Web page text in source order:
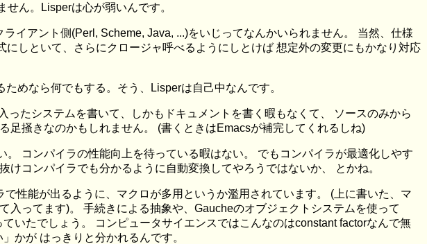
ん。Lisperは心が弱いんです。
イアント側(Perl, Scheme, Java, ...)をいじってなんかいられません。 当然、仕様
しといて、さらにクロージャ呼べるようにしとけば 想定外の変更にもかなり対応
めなら何でもする。そう、Lisperは自己中なんです。
たシステムを書いて、しかもドキュメントを書く暇もなくて、 ソースのみから
足掻きなのかもしれません。 (書くときはEmacsが補完してくれるしね)
コンパイラの性能向上を待っている暇はない。 でもコンパイラが最適化しやす
コンパイラでも分かるように自動変換してやろうではないか、 とかね。
性能が出るように、マクロが多用というか濫用されています。 (上に書いた、マ
ってます)。 手続きによる抽象や、Gaucheのオブジェクトシステムを使って
いたでしょう。 コンピュータサイエンスではこんなのはconstant factorなんで無
かが はっきりと分かれるんです。